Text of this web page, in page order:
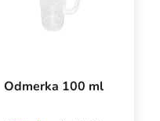
Odmerka 100 ml